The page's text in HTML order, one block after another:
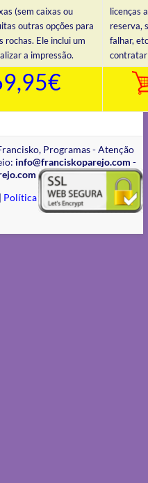
(sem caixas ou
outras opções para
rochas. Ele inclui um
a impressão.
licenças
reserva,
falhar,
Programas - Atenção
info@franciskoparejo.com -
Política